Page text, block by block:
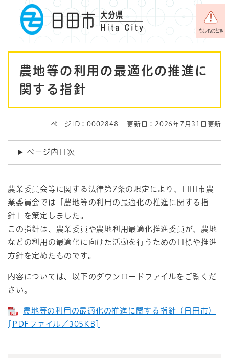
メニューを飛ばして本文へ
もしものとき
農地等の利用の最適化の推進に
関する指針
ページID：0002848 更新日：2026年7月31日更新
ページ内目次
農業委員会等に関する法律第7条の規定により、日田市農
業委員会では「農地等の利用の最適化の推進に関する指
針」を策定しました。
この指針は、農業委員や農地利用最適化推進委員が、農地
などの利用の最適化に向けた活動を行うための目標や推進
方針を定めたものです。
内容については、以下のダウンロードファイルをご覧くだ
さい。
農地等の利用の最適化の推進に関する指針（日田市）
[PDFファイル／305KB]